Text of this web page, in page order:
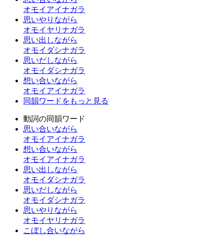
オモイアイナガラ
思いやりながら
オモイヤリナガラ
思い出しながら
オモイダシナガラ
思いだしながら
オモイダシナガラ
想い合いながら
オモイアイナガラ
同韻ワードをもっと見る
動詞の同韻ワード
思い合いながら
オモイアイナガラ
想い合いながら
オモイアイナガラ
思い出しながら
オモイダシナガラ
思いだしながら
オモイダシナガラ
思いやりながら
オモイヤリナガラ
こぼし合いながら